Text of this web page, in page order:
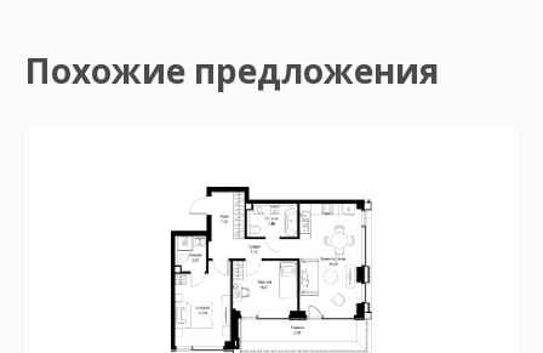
Похожие предложения